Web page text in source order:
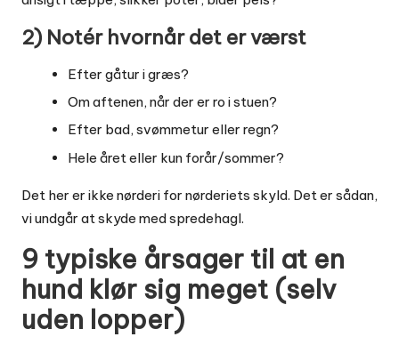
2) Notér hvornår det er værst
Efter gåtur i græs?
Om aftenen, når der er ro i stuen?
Efter bad, svømmetur eller regn?
Hele året eller kun forår/sommer?
Det her er ikke nørderi for nørderiets skyld. Det er sådan,
vi undgår at skyde med spredehagl.
9 typiske årsager til at en
hund klør sig meget (selv
uden lopper)